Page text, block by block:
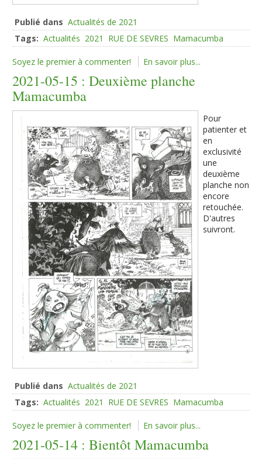
Publié dans Actualités de 2021
Tags: Actualités 2021 RUE DE SEVRES Mamacumba
Soyez le premier à commenter! En savoir plus...
2021-05-15 : Deuxième planche
Mamacumba
Pour
patienter et
en
exclusivité
une
deuxième
planche non
encore
retouchée.
D'autres
suivront.
Publié dans Actualités de 2021
Tags: Actualités 2021 RUE DE SEVRES Mamacumba
Soyez le premier à commenter! En savoir plus...
2021-05-14 : Bientôt Mamacumba